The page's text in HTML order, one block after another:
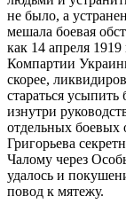
не было, а
мешала боевая
как 14 апреля
Компартии
скорее,
стараться усыпить
изнутри
отдельных боевых
Григорьева
Чалому через
удалось и
повод к мятежу.